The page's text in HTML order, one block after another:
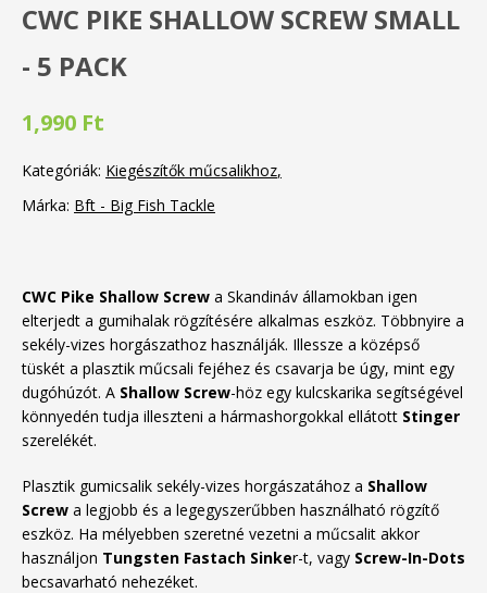
CWC PIKE SHALLOW SCREW SMALL
- 5 PACK
1,990 Ft
Kategóriák: Kiegészítők műcsalikhoz
Márka: Bft - Big Fish Tackle
CWC Pike Shallow Screw a Skandináv államokban igen
elterjedt a gumihalak rögzítésére alkalmas eszköz. Többnyire a
sekély-vizes horgászathoz használják. Illessze a középső
tüskét a plasztik műcsali fejéhez és csavarja be úgy, mint egy
dugóhúzót. A Shallow Screw-höz egy kulcskarika segítségével
könnyedén tudja illeszteni a hármashorgokkal ellátott Stinger
szerelékét.
Plasztik gumicsalik sekély-vizes horgászatához a Shallow
Screw a legjobb és a legegyszerűbben használható rögzítő
eszköz. Ha mélyebben szeretné vezetni a műcsalit akkor
használjon Tungsten Fastach Sinker-t, vagy Screw-In-Dots
becsavarható nehezéket.